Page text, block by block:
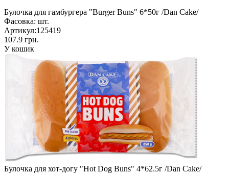
Булочка для гамбургера "Burger Buns" 6*50г /Dan Cake/
Фасовка: шт.
Артикул:125419
107.9 грн.
У кошик
Булочка для хот-догу "Hot Dog Buns" 4*62.5г /Dan Cake/